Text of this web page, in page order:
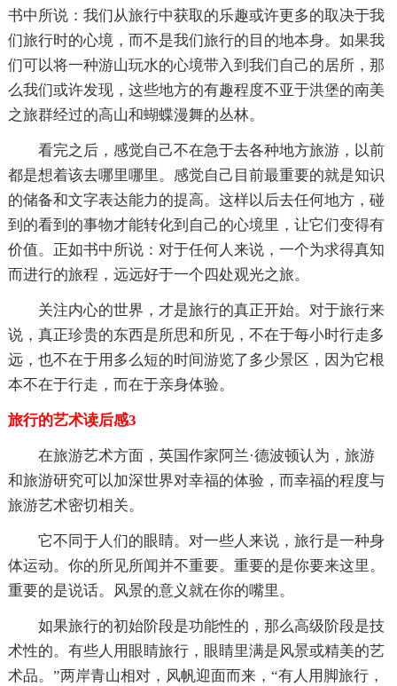
书中所说：我们从旅行中获取的乐趣或许更多的取决于我
们旅行时的心境，而不是我们旅行的目的地本身。如果我
们可以将一种游山玩水的心境带入到我们自己的居所，那
么我们或许发现，这些地方的有趣程度不亚于洪堡的南美
之旅群经过的高山和蝴蝶漫舞的丛林。
看完之后，感觉自己不在急于去各种地方旅游，以前
都是想着该去哪里哪里。感觉自己目前最重要的就是知识
的储备和文字表达能力的提高。这样以后去任何地方，碰
到的看到的事物才能转化到自己的心境里，让它们变得有
价值。正如书中所说：对于任何人来说，一个为求得真知
而进行的旅程，远远好于一个四处观光之旅。
关注内心的世界，才是旅行的真正开始。对于旅行来
说，真正珍贵的东西是所思和所见，不在于每小时行走多
远，也不在于用多么短的时间游览了多少景区，因为它根
本不在于行走，而在于亲身体验。
旅行的艺术读后感3
在旅游艺术方面，英国作家阿兰·德波顿认为，旅游
和旅游研究可以加深世界对幸福的体验，而幸福的程度与
旅游艺术密切相关。
它不同于人们的眼睛。对一些人来说，旅行是一种身
体运动。你的所见所闻并不重要。重要的是你要来这里。
重要的是说话。风景的意义就在你的嘴里。
如果旅行的初始阶段是功能性的，那么高级阶段是技
术性的。有些人用眼睛旅行，眼睛里满是风景或精美的艺
术品。”两岸青山相对，风帆迎面而来，“有人用脚旅行，